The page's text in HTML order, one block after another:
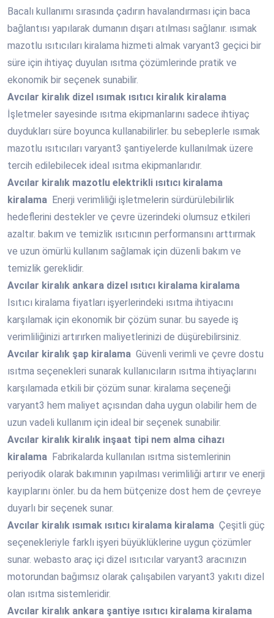
Bacalı kullanımı sırasında çadırın havalandırması için baca
bağlantısı yapılarak dumanın dışarı atılması sağlanır. ısımak
mazotlu ısıtıcıları kiralama hizmeti almak varyant3 geçici bir
süre için ihtiyaç duyulan ısıtma çözümlerinde pratik ve
ekonomik bir seçenek sunabilir.
Avcılar kiralık dizel ısımak ısıtıcı kiralık kiralama
İşletmeler sayesinde ısıtma ekipmanlarını sadece ihtiyaç
duydukları süre boyunca kullanabilirler. bu sebeplerle ısımak
mazotlu ısıtıcıları varyant3 şantiyelerde kullanılmak üzere
tercih edilebilecek ideal ısıtma ekipmanlarıdır.
Avcılar kiralık mazotlu elektrikli ısıtıcı kiralama
kiralama Enerji verimliliği işletmelerin sürdürülebilirlik
hedeflerini destekler ve çevre üzerindeki olumsuz etkileri
azaltır. bakım ve temizlik ısıtıcının performansını arttırmak
ve uzun ömürlü kullanım sağlamak için düzenli bakım ve
temizlik gereklidir.
Avcılar kiralık ankara dizel ısıtıcı kiralama kiralama
Isıtıcı kiralama fiyatları işyerlerindeki ısıtma ihtiyacını
karşılamak için ekonomik bir çözüm sunar. bu sayede iş
verimliliğinizi artırırken maliyetlerinizi de düşürebilirsiniz.
Avcılar kiralık şap kiralama Güvenli verimli ve çevre dostu
ısıtma seçenekleri sunarak kullanıcıların ısıtma ihtiyaçlarını
karşılamada etkili bir çözüm sunar. kiralama seçeneği
varyant3 hem maliyet açısından daha uygun olabilir hem de
uzun vadeli kullanım için ideal bir seçenek sunabilir.
Avcılar kiralık kiralık inşaat tipi nem alma cihazı
kiralama Fabrikalarda kullanılan ısıtma sistemlerinin
periyodik olarak bakımının yapılması verimliliği artırır ve enerji
kayıplarını önler. bu da hem bütçenize dost hem de çevreye
duyarlı bir seçenek sunar.
Avcılar kiralık ısımak ısıtıcı kiralama kiralama Çeşitli güç
seçenekleriyle farklı işyeri büyüklüklerine uygun çözümler
sunar. webasto araç içi dizel ısıtıcılar varyant3 aracınızın
motorundan bağımsız olarak çalışabilen varyant3 yakıtı dizel
olan ısıtma sistemleridir.
Avcılar kiralık ankara şantiye ısıtıcı kiralama kiralama